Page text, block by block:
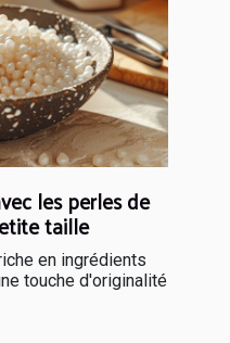
les perles de
taille
en ingrédients
touche d'originalité